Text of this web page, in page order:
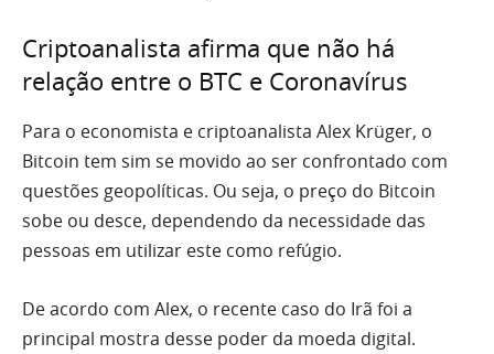
Criptoanalista afirma que não há
relação entre o BTC e Coronavírus
Para o economista e criptoanalista Alex Krüger, o
Bitcoin tem sim se movido ao ser confrontado com
questões geopolíticas. Ou seja, o preço do Bitcoin
sobe ou desce, dependendo da necessidade das
pessoas em utilizar este como refúgio.
De acordo com Alex, o recente caso do Irã foi a
principal mostra desse poder da moeda digital.